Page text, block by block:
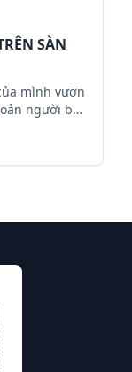
SÀN
mình vươn
người bán
tiềm năng
ra thế